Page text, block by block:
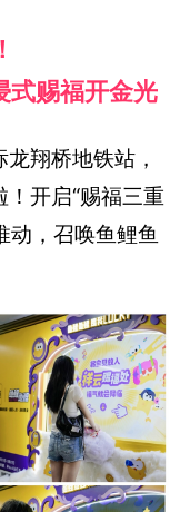
式赐福开金光
翔桥地铁站，
开启“赐福三重
动，召唤鱼鲤鱼